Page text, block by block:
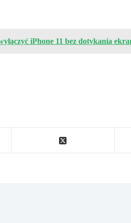
iPhone 11 bez dotykania